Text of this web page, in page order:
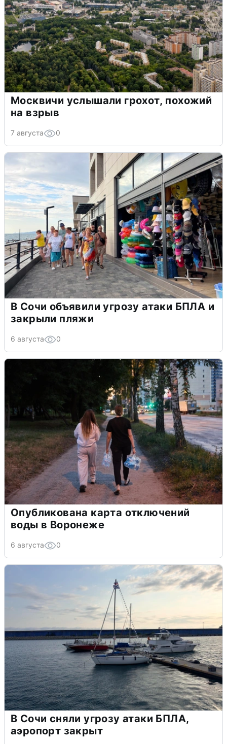
Москвичи услышали грохот, похожий
на взрыв
7 августа 0
В Сочи объявили угрозу атаки БПЛА и
закрыли пляжи
6 августа 0
Опубликована карта отключений
воды в Воронеже
6 августа 0
В Сочи сняли угрозу атаки БПЛА,
аэропорт закрыт